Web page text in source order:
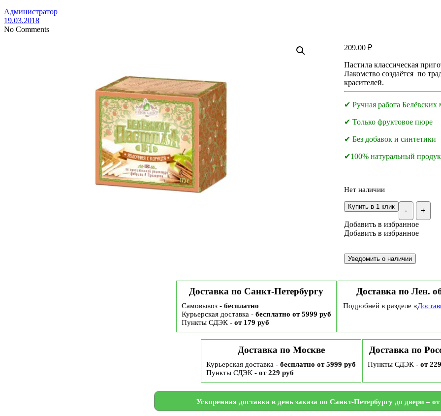
Администратор
19.03.2018
No Comments
209.00 ₽
Пастила классическая
Лакомство создаётся по
красителей.
✔ Ручная работа Белёвских
✔ Только фруктовое пюре
✔ Без добавок и синтетики
✔100% натуральный
Нет наличии
- +
Купить в 1 клик
Добавить в избранное
Добавить в избранное
Доставка по Санкт-Петербургу
Самовывоз - бесплатно
Курьерская доставка - бесплатно от 5999 руб
Пункты СДЭК - от 179 руб
Доставка по Лен.
Подробней в разделе «
Доставка по Москве
Курьерская доставка - бесплатно от 5999 руб
Пункты СДЭК - от 229 руб
Доставка по
Пункты СДЭК - от
Ускоренная доставка в день заказа по Санкт-Петербургу до двери – от